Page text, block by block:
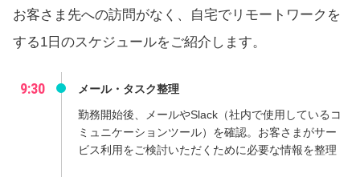
お客さま先への訪問がなく、自宅でリモートワークを
する1日のスケジュールをご紹介します。
9:30
メール・タスク整理
勤務開始後、メールやSlack（社内で使用しているコ
ミュニケーションツール）を確認。お客さまがサー
ビス利用をご検討いただくために必要な情報を整理